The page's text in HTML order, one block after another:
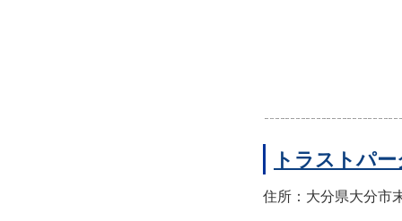
トラストパ
住所：大分県大分市